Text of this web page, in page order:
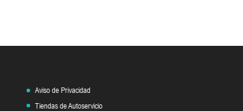
Aviso de Privacidad
Tiendas de Autoservicio